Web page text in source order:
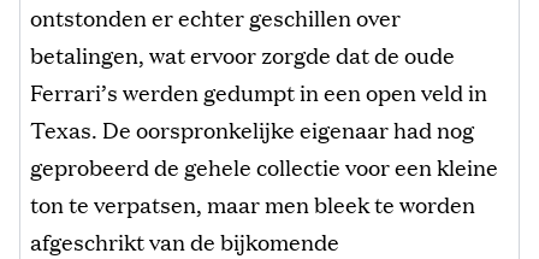
ontstonden er echter geschillen over
betalingen, wat ervoor zorgde dat de oude
Ferrari’s werden gedumpt in een open veld in
Texas. De oorspronkelijke eigenaar had nog
geprobeerd de gehele collectie voor een kleine
ton te verpatsen, maar men bleek te worden
afgeschrikt van de bijkomende